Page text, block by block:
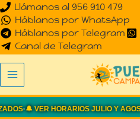
Ir
al
contenido
Llámanos al 956 910 479
Háblanos por WhatsApp
Háblanos por Telegram
Canal de Telegram